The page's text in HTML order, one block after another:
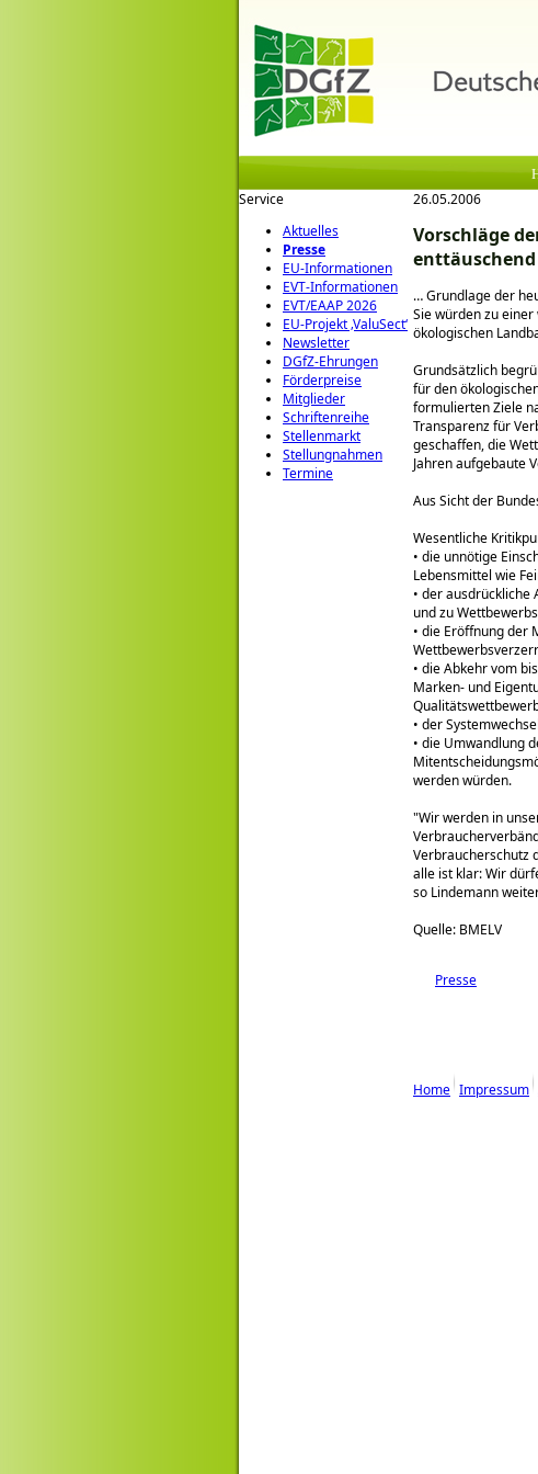
Service
Aktuelles
Presse
EU-Informationen
EVT-Informationen
EVT/EAAP 2026
EU-Projekt ‚ValuSect‘
Newsletter
DGfZ-Ehrungen
Förderpreise
Mitglieder
Schriftenreihe
Stellenmarkt
Stellungnahmen
Termine
26.05.2006
Vorschläge
enttäuschend
… Grundlage der
Sie würden zu
ökologischen
Grundsätzlich
für den
formulierten Ziele
Transparenz für
geschaffen, die
Jahren aufgebaute
Aus Sicht der
Wesentliche
• die unnötige
Lebensmittel wie
• der ausdrückliche
und zu
• die Eröffnung der
• die Abkehr vom
Marken- und
• der
• die Umwandlung
werden würden.
Wir werden in
Verbraucherschutz
alle ist klar: Wir
so Lindemann
Quelle: BMELV
Presse
Home Impressum